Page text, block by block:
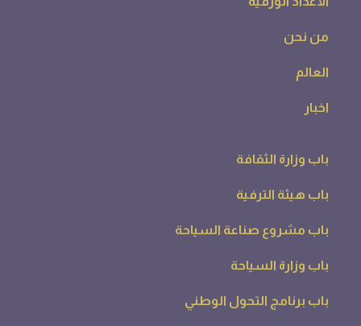
من نحن
العالم
اخبار
باب وزارة الثقافة
باب هيئة الترفية
باب مشروع صناعة السياحة
باب وزارة السياحة
باب برنامج التحول الوطني